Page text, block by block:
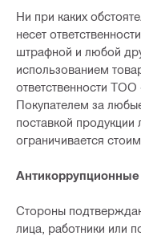
Ни при каких
несет
штрафной и любой
использованием
ответственности ТОО
Покупателем за
поставкой продукции
ограничивается
Антикоррупционные
Cтороны
лица, работники или